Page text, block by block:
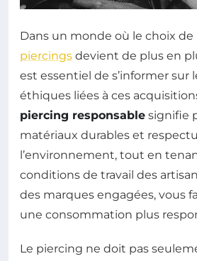
Dans un monde où le choix
piercings devient de plus en
est essentiel de s’informer sur
éthiques liées à ces
piercing responsable signifie
matériaux durables et
l’environnement, tout en
conditions de travail des
des marques engagées, vous
une consommation plus
Le piercing ne doit pas